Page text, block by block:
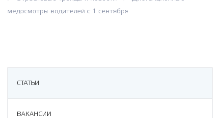
медосмотры водителей с 1 сентября
СТАТЬИ
ВАКАНСИИ